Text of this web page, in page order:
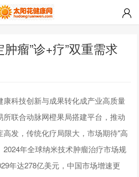
瘤”诊+疗”双重需求
科技创新与成果转化成产业高质量
联合动脉网橙果局搭建平台，推动
发，传统化疗局限大，市场期待"高
年全球纳米技术肿瘤治疗市场规
年达278亿美元，中国市场增速更